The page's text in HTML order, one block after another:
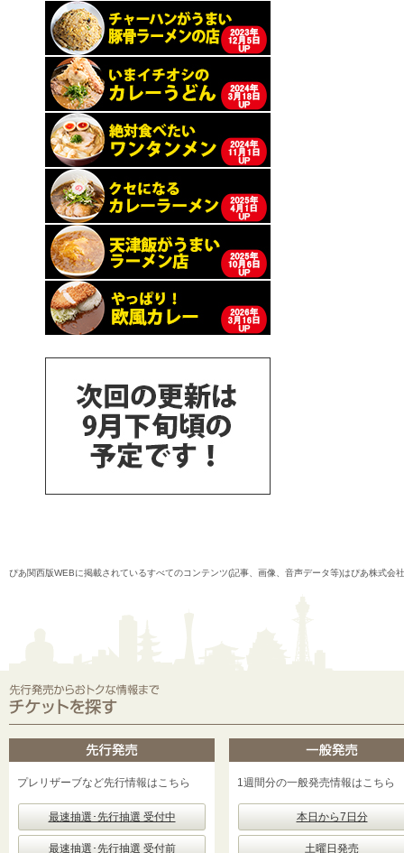
ぴあ関西版WEBに掲載されているすべてのコンテンツ(記事、画像、音声データ等)はぴあ株式会
プレリザーブなど先行情報はこちら
最速抽選･先行抽選 受付中
最速抽選･先行抽選 受付前
1週間分の一般発売情報はこちら
本日から7日分
土曜日発売